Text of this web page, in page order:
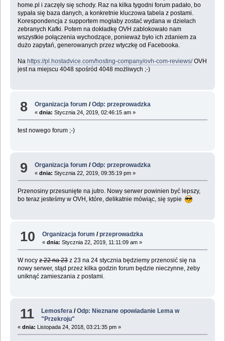
home.pl i zaczęły się schody. Raz na kilka tygodni forum padało, bo
sypała się baza danych, a konkretnie kluczowa tabela z postami.
Korespondencja z supportem mogłaby zostać wydana w dziełach
zebranych Kafki. Potem na dokładkę OVH zablokowało nam
wszystkie połączenia wychodzące, ponieważ było ich zdaniem za
dużo zapytań, generowanych przez wtyczkę od Facebooka.
Na https://pl.hostadvice.com/hosting-company/ovh-com-reviews/OVH
jest na miejscu 4048 spośród 4048 możliwych ;-)
8 Organizacja forum /Odp: przeprowadzka
«dnia: Stycznia 24, 2019, 02:46:15 am »
test nowego forum ;-)
9 Organizacja forum /Odp: przeprowadzka
«dnia: Stycznia 22, 2019, 09:35:19 pm »
Przenosiny przesunięte na jutro. Nowy serwer powinien być lepszy,
bo teraz jesteśmy w OVH, które, delikatnie mówiąc, się sypie
10 Organizacja forum /przeprowadzka
«dnia: Stycznia 22, 2019, 11:11:09 am »
W nocy z 22 na 23z 23 na 24 stycznia będziemy przenosić się na
nowy serwer, stąd przez kilka godzin forum będzie nieczynne, żeby
uniknąć zamieszania z postami.
11 Lemosfera /Odp: Nieznane opowiadanie Lema w
"Przekroju"
« dnia: Listopada 24, 2018, 03:21:35 pm »